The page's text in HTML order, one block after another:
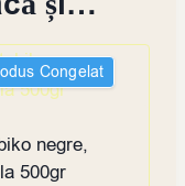
Congelat
negre,
500gr